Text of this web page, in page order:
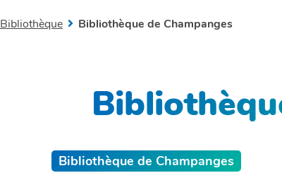
Bibliothèque Bibliothèque de Champanges
Bibliothèque de Champanges